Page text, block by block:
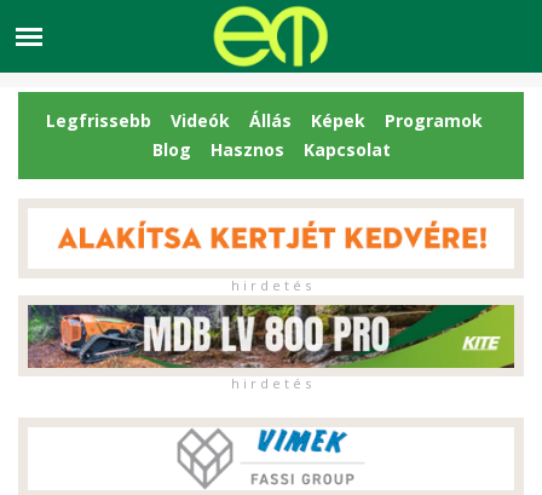
Legfrissebb Videók Állás Képek
Programok
Blog
Hasznos Kapcsolat
h i r d e t é s
h i r d e t é s